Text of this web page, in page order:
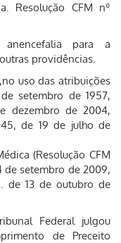
Resolução CFM nº
para a
providências.
uso das atribuições
setembro de 1957,
dezembro de 2004,
de 19 de julho de
(Resolução CFM
de setembro de 2009,
de 13 de outubro de
Federal julgou
de Preceito